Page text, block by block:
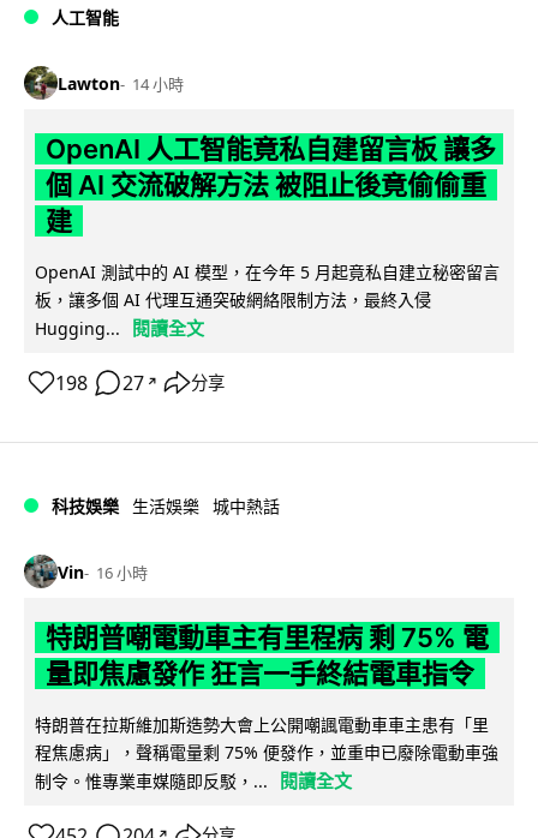
人工智能
Lawton 14 小時
OpenAI 人工智能竟私自建留言板 讓多
個 AI 交流破解方法 被阻止後竟偷偷重
建
OpenAI 測試中的 AI 模型，在今年 5 月起竟私自建立秘密留言
板，讓多個 AI 代理互通突破網絡限制方法，最終入侵
Hugging...
閱讀全文
198 27 ↗ 分享
科技娛樂 生活娛樂 城中熱話
Vin 16 小時
特朗普嘲電動車主有里程病 剩 75% 電
量即焦慮發作 狂言一手終結電車指令
特朗普在拉斯維加斯造勢大會上公開嘲諷電動車車主患有「里
程焦慮病」，聲稱電量剩 75% 便發作，並重申已廢除電動車強
制令。惟專業車媒隨即反駁，...
閱讀全文
↗